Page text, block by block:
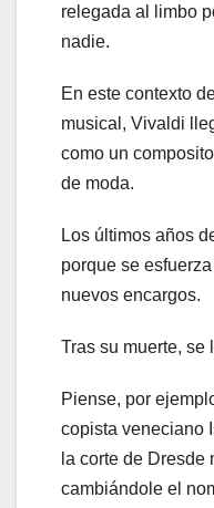
relegada al limbo
nadie.
En este contexto
musical, Vivaldi
como un
de moda.
Los últimos años
porque se
nuevos encargos.
Tras su muerte, se
Piense, por
copista veneciano
la corte de
cambiándole el